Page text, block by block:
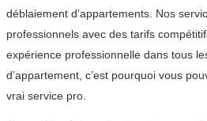
déblaiement d’appartements. Nos
professionnels avec des tarifs
expérience professionnelle dans tous
d’appartement, c’est pourquoi vous
vrai service pro.